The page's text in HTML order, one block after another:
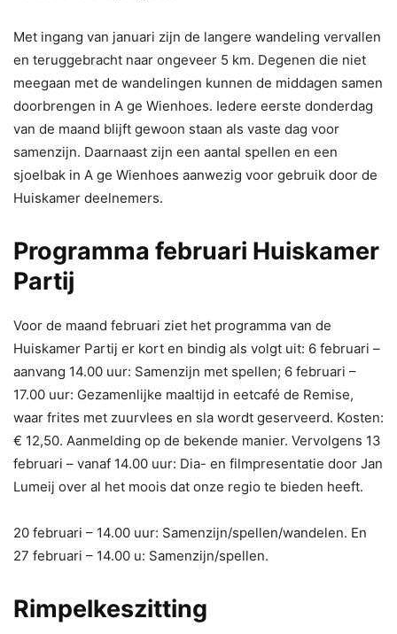
Met ingang van januari zijn de langere wandeling vervallen
en teruggebracht naar ongeveer 5 km. Degenen die niet
meegaan met de wandelingen kunnen de middagen samen
doorbrengen in A ge Wienhoes. Iedere eerste donderdag
van de maand blijft gewoon staan als vaste dag voor
samenzijn. Daarnaast zijn een aantal spellen en een
sjoelbak in A ge Wienhoes aanwezig voor gebruik door de
Huiskamer deelnemers.
Programma februari Huiskamer
Partij
Voor de maand februari ziet het programma van de
Huiskamer Partij er kort en bindig als volgt uit: 6 februari –
aanvang 14.00 uur: Samenzijn met spellen; 6 februari –
17.00 uur: Gezamenlijke maaltijd in eetcafé de Remise,
waar frites met zuurvlees en sla wordt geserveerd. Kosten:
€ 12,50. Aanmelding op de bekende manier. Vervolgens 13
februari – vanaf 14.00 uur: Dia- en filmpresentatie door Jan
Lumeij over al het moois dat onze regio te bieden heeft.
20 februari – 14.00 uur: Samenzijn/spellen/wandelen. En
27 februari – 14.00 u: Samenzijn/spellen.
Rimpelkeszitting